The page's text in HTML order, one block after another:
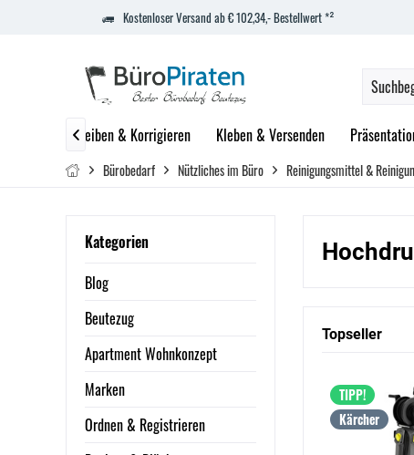
Kostenloser Versand ab € 102,34,- Bestellwert *²
Schreiben & Korrigieren Kleben & Versenden

Bürobedarf Nützliches im Büro Reinigungsmittel &
Kategorien
Blog
Beutezug
Apartment Wohnkonzept
Marken
Ordnen & Registrieren
Topseller
TIPP!
Kärcher